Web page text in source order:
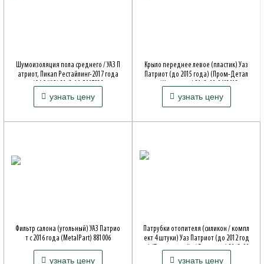
Шумоизоляция пола среднего / УАЗ П
атриот, Пикап Рестайлинг-2017 года
Артикул: 316310500723020
Совместимость: Patriot, 316*, 2360
5 700 ₽узнать цену
Крыло переднее левое (пластик) Уаз
Патриот (до 2015 года) (Пром-Детал
Артикул: 3163-00-8403013
Совместимость: Patriot, 316*, 2360
6 400 ₽узнать цену
Фильтр салона (угольный) УАЗ Патрио
т с 2016 года (MetalPart) 881006
Артикул: 316306810114060
Совместимость: Patriot, 316*, 2360
узнать цену
Патрубки отопителя (силикон / компл
ект 4 штуки) Уаз Патриот (до 2012 год
узнать цену